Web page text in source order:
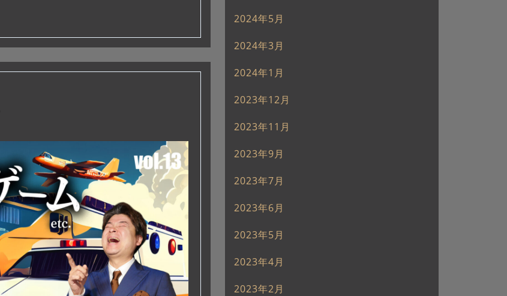
に
上
を
使
っ
て
く
さ
い。
2024年5月
2024年3月
2024年1月
2023年12月
2023年11月
2023年9月
2023年7月
2023年6月
2023年5月
2023年4月
2023年2月